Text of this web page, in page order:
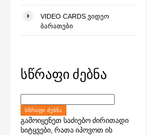
VIDEO CARDS ᲕᲘᲓᲔᲝ
ᲑᲐᲠᲐᲗᲔᲑᲘ
სწრაფი ძებნა
ᲡᲬᲠᲐᲤᲘ ᲫᲔᲑᲜᲐ
გამოიყენეთ საძიებო ძირითადი
სიტყვები, რათა იპოვოთ ის